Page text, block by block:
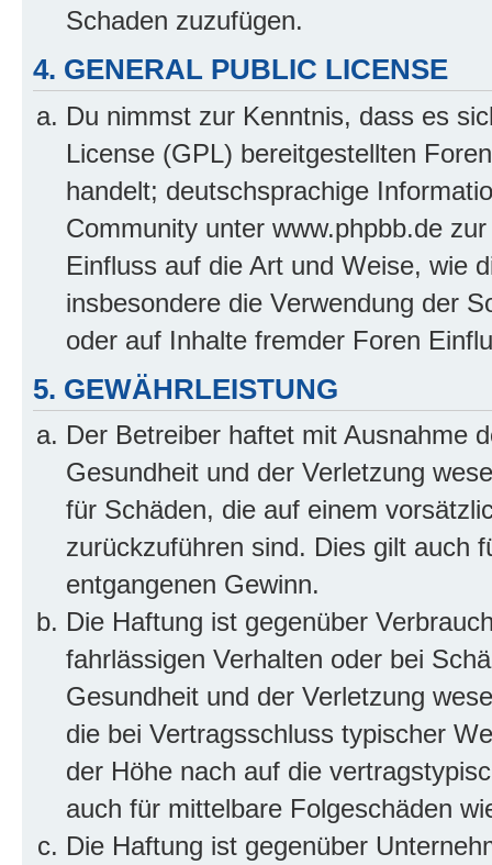
Schaden zuzufügen.
4. GENERAL PUBLIC LICENSE
Du nimmst zur Kenntnis, dass es
License (GPL) bereitgestellten
handelt; deutschsprachige
Community unter www.phpbb.de
Einfluss auf die Art und Weise, wie
insbesondere die Verwendung der
oder auf Inhalte fremder Foren
5. GEWÄHRLEISTUNG
Der Betreiber haftet mit Ausnahme
Gesundheit und der Verletzung
für Schäden, die auf einem
zurückzuführen sind. Dies gilt auch
entgangenen Gewinn.
Die Haftung ist gegenüber
fahrlässigen Verhalten oder bei
Gesundheit und der Verletzung
die bei Vertragsschluss typischer
der Höhe nach auf die
auch für mittelbare Folgeschäden
Die Haftung ist gegenüber